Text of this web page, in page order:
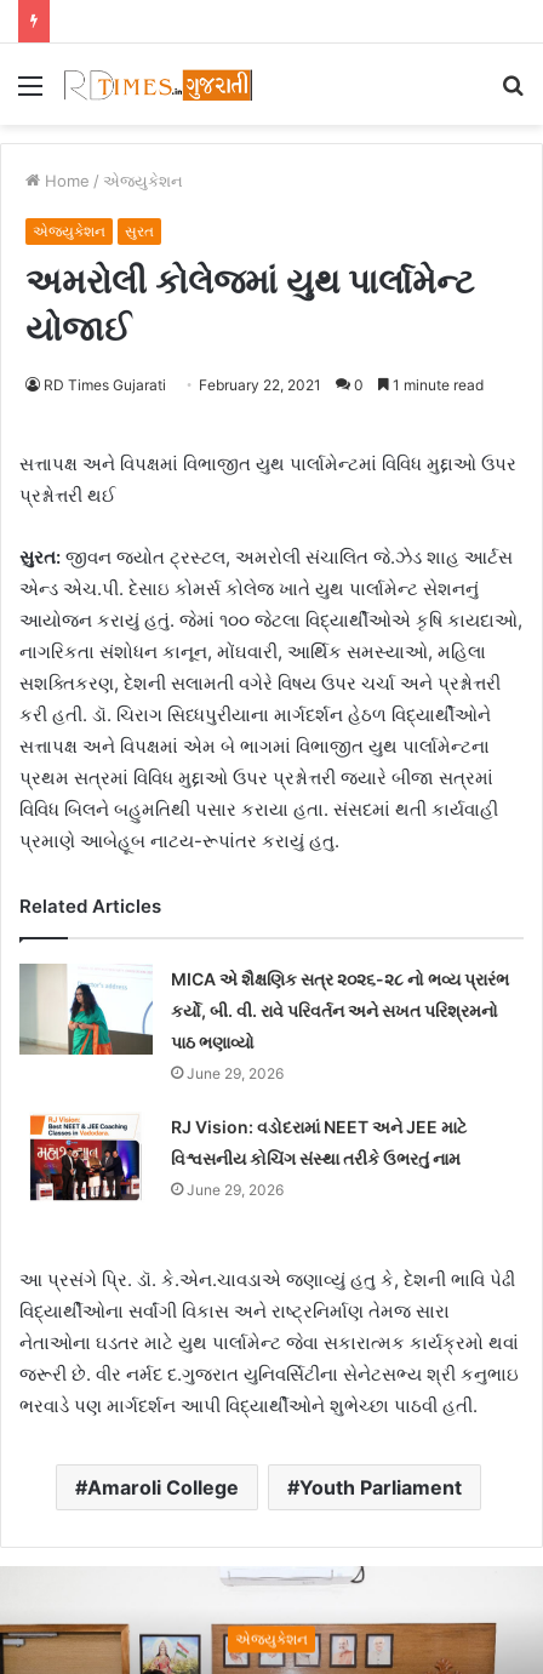
Menu
Home / એજ્યુકેશન
એજ્યુકેશન સુરત
અમરોલી કોલેજમાં યુથ પાર્લામેન્ટ
યોજાઈ
RD Times Gujarati February 22, 2021 0 1 minute read
સત્તાપક્ષ અને વિપક્ષમાં વિભાજીત યુથ પાર્લામેન્ટમાં વિવિધ મુદ્દાઓ ઉપર
પ્રશ્નોત્તરી થઈ
સુરત: જીવન જયોત ટ્રસ્ટલ, અમરોલી સંચાલિત જે.ઝેડ શાહ આર્ટસ
એન્ડ એચ.પી. દેસાઇ કોમર્સ કોલેજ ખાતે યુથ પાર્લામેન્ટ સેશનનું
આયોજન કરાયું હતું. જેમાં ૧૦૦ જેટલા વિદ્યાર્થીઓએ કૃષિ કાયદાઓ,
નાગરિકતા સંશોધન કાનૂન, મોંઘવારી, આર્થિક સમસ્યાઓ, મહિલા
સશક્તિકરણ, દેશની સલામતી વગેરે વિષય ઉપર ચર્ચા અને પ્રશ્નોત્તરી
કરી હતી. ડૉ. ચિરાગ સિધ્ધપુરીયાના માર્ગદર્શન હેઠળ વિદ્યાર્થીઓને
સત્તાપક્ષ અને વિપક્ષમાં એમ બે ભાગમાં વિભાજીત યુથ પાર્લામેન્ટના
પ્રથમ સત્રમાં વિવિધ મુદ્દાઓ ઉપર પ્રશ્નોત્તરી જયારે બીજા સત્રમાં
વિવિધ બિલને બહુમતિથી પસાર કરાયા હતા. સંસદમાં થતી કાર્યવાહી
પ્રમાણે આબેહૂબ નાટય-રૂપાંતર કરાયું હતુ.
Related Articles
MICA એ શૈક્ષણિક સત્ર ૨૦૨૬-૨૮ નો ભવ્ય પ્રારંભ
કર્યો, બી. વી. રાવે પરિવર્તન અને સખત પરિશ્રમનો
પાઠ ભણાવ્યો
June 29, 2026
RJ Vision: વડોદરામાં NEET અને JEE માટે
વિશ્વસનીય કોચિંગ સંસ્થા તરીકે ઉભરતું નામ
June 29, 2026
આ પ્રસંગે પ્રિ. ડૉ. કે.એન.ચાવડાએ જણાવ્યું હતુ કે, દેશની ભાવિ પેઢી
વિદ્યાર્થીઓના સર્વાંગી વિકાસ અને રાષ્ટ્રનિર્માણ તેમજ સારા
નેતાઓના ઘડતર માટે યુથ પાર્લામેન્ટ જેવા સકારાત્મક કાર્યક્રમો થવાં
જરૂરી છે. વીર નર્મદ દ.ગુજરાત યુનિવર્સિટીના સેનેટસભ્ય શ્રી કનુભાઇ
ભરવાડે પણ માર્ગદર્શન આપી વિદ્યાર્થીઓને શુભેચ્છા પાઠવી હતી.
Amaroli College Youth Parliament
એજ્યુકેશન